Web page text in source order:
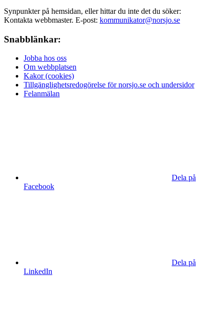
Synpunkter på hemsidan, eller hittar du inte det du söker:
Kontakta webbmaster. E-post: kommunikator@norsjo.se
Snabblänkar:
Jobba hos oss
Om webbplatsen
Kakor (cookies)
Tillgänglighetsredogörelse för norsjo.se och undersidor
Felanmälan
Dela på
Facebook
Dela på
LinkedIn